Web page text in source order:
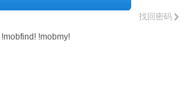
找回密码
!mobfind! !mobmy!